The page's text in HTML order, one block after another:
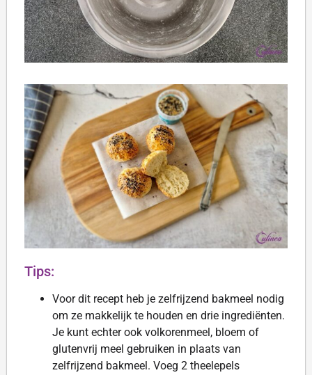
Tips:
Voor dit recept heb je zelfrijzend bakmeel nodig
om ze makkelijk te houden en drie ingrediënten.
Je kunt echter ook volkorenmeel, bloem of
glutenvrij meel gebruiken in plaats van
zelfrijzend bakmeel. Voeg 2 theelepels